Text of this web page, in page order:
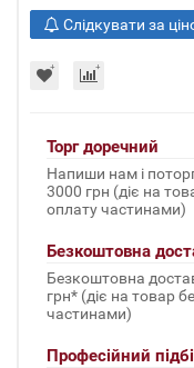
Слідкувати за
Торг доречний
Напиши нам і
3000 грн (діє на
оплату частинами)
Безкоштовна
Безкоштовна
грн* (діє на товар
частинами)
Професійний